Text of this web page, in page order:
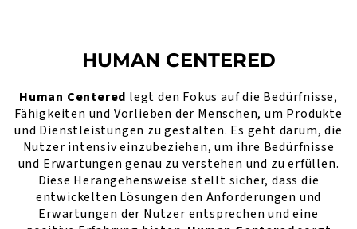
HUMAN CENTERED
Human Centered legt den Fokus auf die Bedürfnisse,
Fähigkeiten und Vorlieben der Menschen, um Produkte
und Dienstleistungen zu gestalten. Es geht darum, die
Nutzer intensiv einzubeziehen, um ihre Bedürfnisse
und Erwartungen genau zu verstehen und zu erfüllen.
Diese Herangehensweise stellt sicher, dass die
entwickelten Lösungen den Anforderungen und
Erwartungen der Nutzer entsprechen und eine